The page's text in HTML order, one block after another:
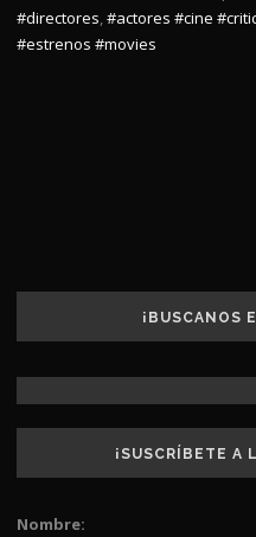
#directores,#actores #cine
#estrenos #movies
¡BUSCANOS
¡SUSCRÍBETE A
Nombre: